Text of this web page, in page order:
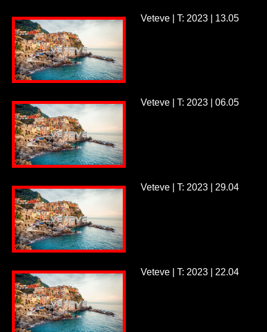
Veteve | T: 2023 | 13.05
Veteve | T: 2023 | 06.05
Veteve | T: 2023 | 29.04
Veteve | T: 2023 | 22.04